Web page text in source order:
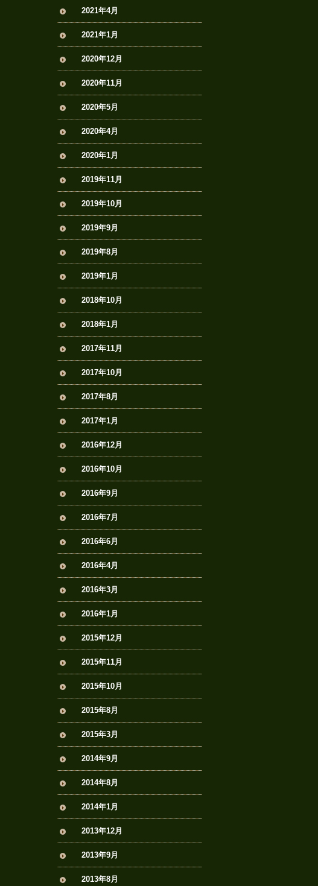
2021年4月
2021年1月
2020年12月
2020年11月
2020年5月
2020年4月
2020年1月
2019年11月
2019年10月
2019年9月
2019年8月
2019年1月
2018年10月
2018年1月
2017年11月
2017年10月
2017年8月
2017年1月
2016年12月
2016年10月
2016年9月
2016年7月
2016年6月
2016年4月
2016年3月
2016年1月
2015年12月
2015年11月
2015年10月
2015年8月
2015年3月
2014年9月
2014年8月
2014年1月
2013年12月
2013年9月
2013年8月